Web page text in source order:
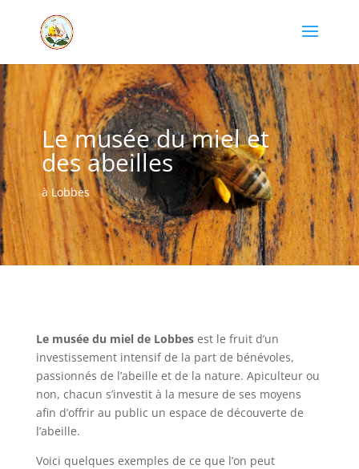
Le musée du miel et
des abeilles
à Lobbes
Le musée du miel de Lobbesest le fruit d’un
investissement intensif de la part de bénévoles,
passionnés de l’abeille et de la nature. Apiculteur ou
non, chacun s’investit à la mesure de ses moyens
afin d’offrir au public un espace de découverte de
l’abeille.
Voici quelques exemples de ce que l’on peut